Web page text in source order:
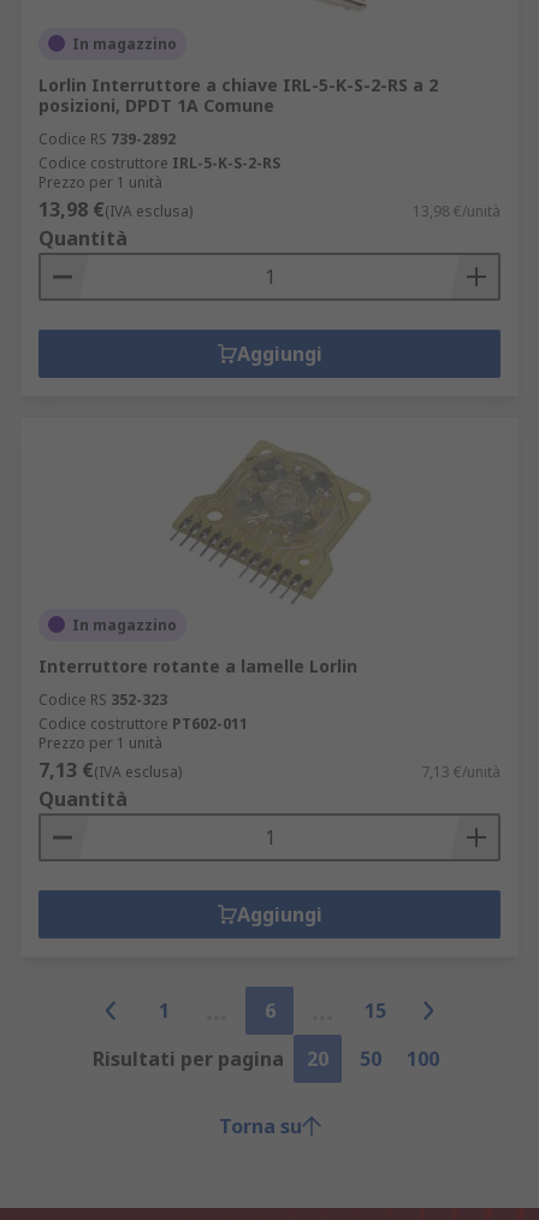
In magazzino
Lorlin Interruttore a chiave IRL-5-K-S-2-RS a 2
posizioni, DPDT 1A Comune
Codice RS 739-2892
Codice costruttore IRL-5-K-S-2-RS
Prezzo per 1 unità
13,98 €(IVA esclusa) 13,98 €/unità
Quantità
Aggiungi
In magazzino
Interruttore rotante a lamelle Lorlin
Codice RS 352-323
Codice costruttore PT602-011
Prezzo per 1 unità
7,13 €(IVA esclusa) 7,13 €/unità
Quantità
Aggiungi
1 6
15
Risultati per pagina
20 50 100
Torna su